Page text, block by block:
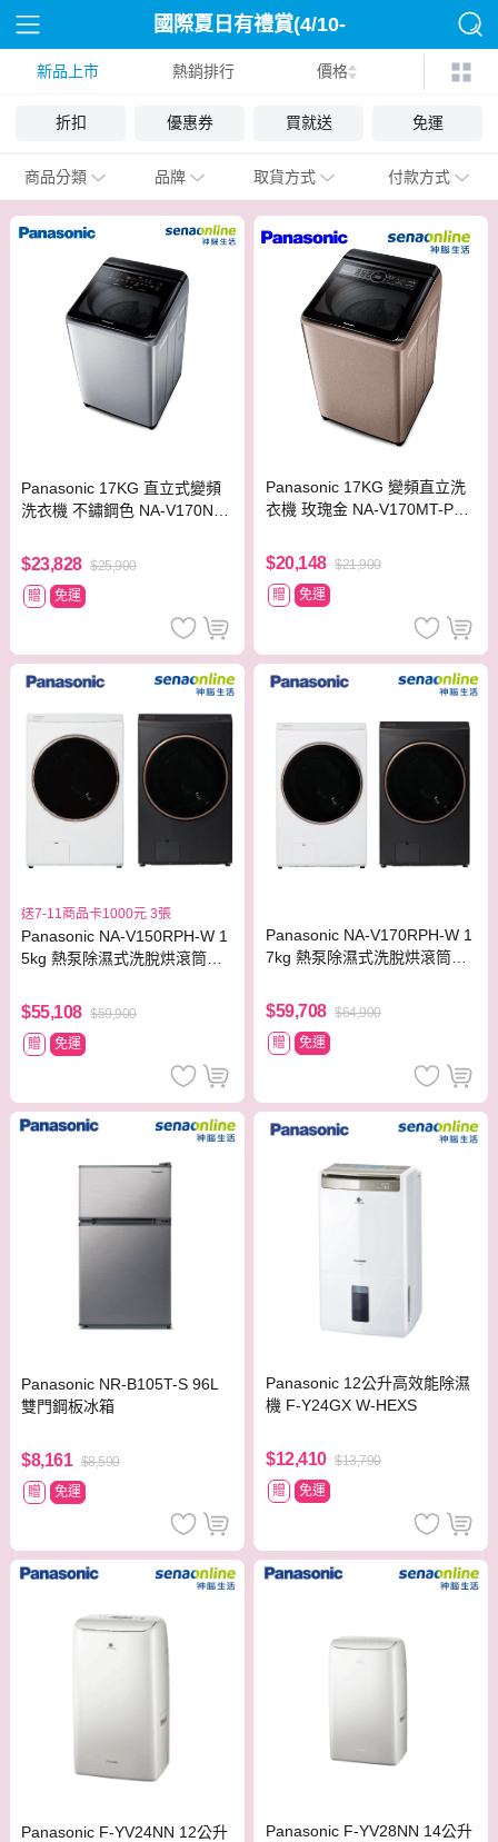
國際夏日有禮賞(4/10-
8/19)
新品上市 熱銷排行 價格
折扣 優惠券 買就送 免運
商品分類 品牌 取貨方式 付款方式
Panasonic 17KG 直立式變頻
洗衣機 不鏽鋼色 NA-V170NM
$23,828 $25,900
贈
免運
Panasonic 17KG 變頻直立洗
衣機 玫瑰金 NA-V170MT-PN
$20,148 $21,900
贈
免運
送7-11商品卡1000元 3張
Panasonic NA-V150RPH-W 1
5kg 熱泵除濕式洗脫烘滾筒洗
$55,108 $59,900
贈
免運
Panasonic NA-V170RPH-W 1
7kg 熱泵除濕式洗脫烘滾筒洗
$59,708 $64,900
贈
免運
Panasonic NR-B105T-S 96L
雙門鋼板冰箱
$8,161 $8,590
贈
免運
Panasonic 12公升高效能除濕
機 F-Y24GX W-HEXS
$12,410 $13,790
贈
免運
Panasonic F-YV24NN 12公升
Panasonic F-YV28NN 14公升